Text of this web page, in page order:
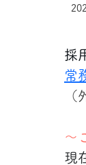
採
常
～
現